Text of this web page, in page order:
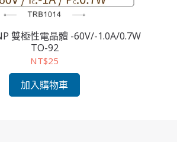
雙極性電晶體 -60V/-1.0A/0.7W
TO-92
NT$25
加入購物車